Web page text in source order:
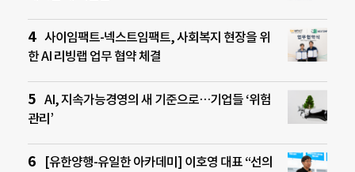
사이임팩트-넥스트임팩트, 사회복지 현장을 위
한 AI 리빙랩 업무 협약 체결
AI, 지속가능경영의 새 기준으로…기업들 ‘위험
관리’
[유한양행-유일한 아카데미] 이호영 대표 “선의